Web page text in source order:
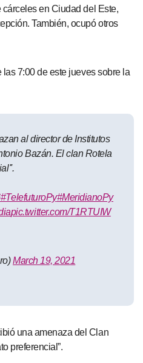
en Ciudad del Este,
También, ocupó otros
7:00 de este jueves sobre la
al director de Institutos
Bazán. El clan Rotela
#TelefuturoPy#MeridianoPy
pic.twitter.com/T1RTUIW
March 19, 2021
una amenaza del Clan
preferencial”.